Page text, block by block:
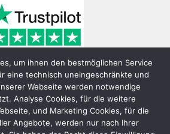
um ihnen den bestmöglichen Service
eine technisch uneingeschränkte und
Webseite werden notwendige
Analyse Cookies, für die weitere
und Marketing Cookies, für die
Angebote, werden nur nach Ihrer